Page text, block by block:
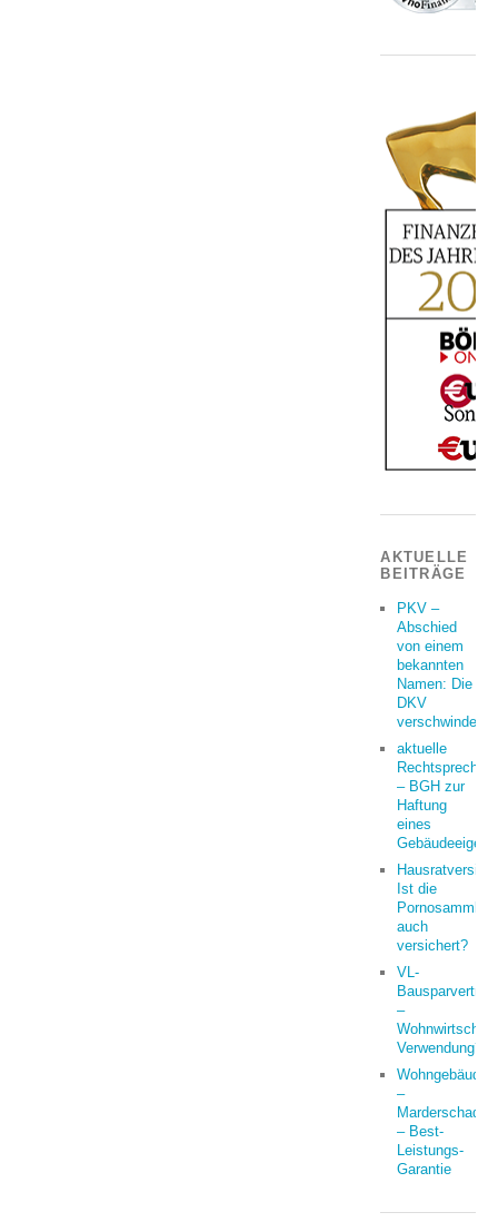
AKTUELLE
BEITRÄGE
PKV –
Abschied
von einem
bekannten
Namen: Die
DKV
verschwindet
aktuelle
– BGH zur
Haftung
eines
Ist die
auch
versichert?
VL-
Bausparvertrag
–
Verwendung?
Wohngebäude
–
Marderschaden
– Best-
Leistungs-
Garantie